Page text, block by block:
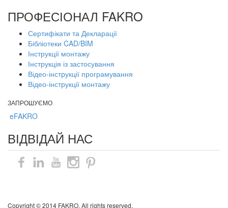
ПРОФЕСІОНАЛ FAKRO
Сертифікати та Декларації
Бібліотеки CAD/BIM
Інструкції монтажу
Інструкція із застосування
Відео-інструкції програмування
Відео-інструкції монтажу
ЗАПРОШУЄМО
eFAKRO
ВІДВІДАЙ НАС
Copyright © 2014 FAKRO. All rights reserved.